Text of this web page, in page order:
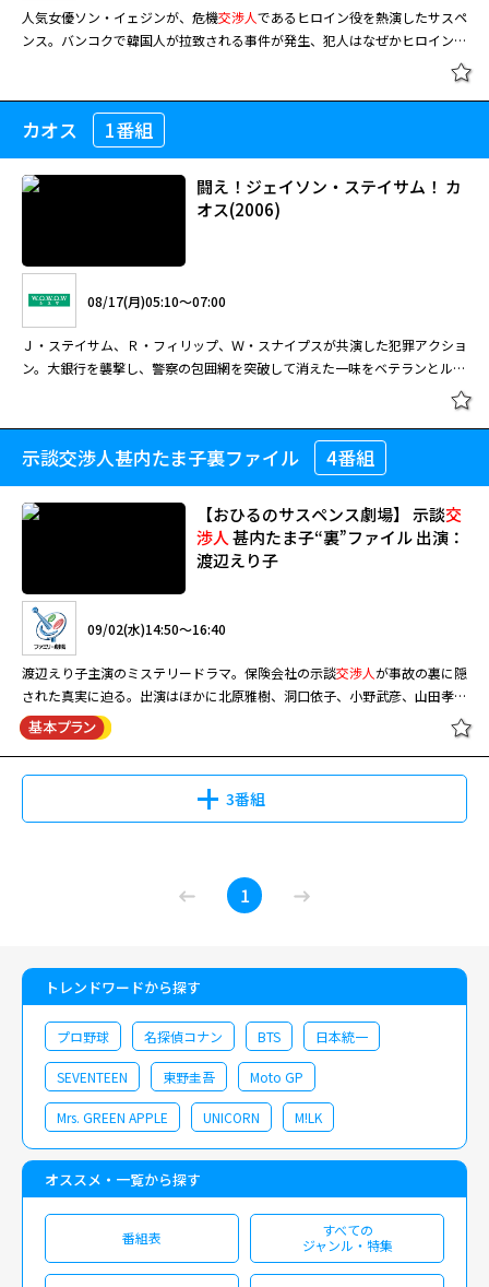
人気女優ソン・イェジンが、危機交渉人であるヒロイン役を熱演したサスペ
ンス。バンコクで韓国人が拉致される事件が発生、犯人はなぜかヒロインを
カオス 1番組
闘え！ジェイソン・ステイサム！ カ
オス(2006)
08/17(月)05:10～07:00
Ｊ・ステイサム、Ｒ・フィリップ、Ｗ・スナイプスが共演した犯罪アクショ
ン。大銀行を襲撃し、警察の包囲網を突破して消えた一味をベテランとルー
ちの星条旗」のフィリップ、「ブレイド」シリーズのスナイプスと、人気ス
ター３人が豪華競演を果たした刑事アクション。スナイプス演じる狡猾な犯
人に、ステイサムの一匹狼刑事とフィリップの新米刑事が立ち向かう。“カ
オス理論”に隠された犯人の目的は。２人は捜査の裏をかく犯人を追いつめ
ることができるのか。息詰まる駆け引きと捜査の中、信頼を築く刑事コンビ
のストーリーはやがて衝撃的なクライマックスへ。監督・脚本は「Ｕボー
ト 最後の決断」のＴ・ジグリオ。 シアトル。強盗一味が銀行を襲い、人
質を取って立てこもる。一味のリーダー、ローレンツは警察側の
てコナーズ刑事を指名。コナーズは民間人誤射事件で謹慎させられており、
監視役代わりの新米刑事デッカーとコンビを組まされて現場に復帰。コナー
ズはローレンツと交渉しながらＳＷＡＴを突入させるタイミングを計るがＳ
ＷＡＴが突入した瞬間、犯人たちはビルを爆破して逃亡。だがなぜか一味は
何も盗んだ様子がなく……。
示談交渉人甚内たま子裏ファイル 4番組
【おひるのサスペンス劇場】 示談交
渉人 甚内たま子“裏”ファイル 出演：
渡辺えり子
09/02(水)14:50～16:40
渡辺えり子主演のミステリードラマ。保険会社の示談交渉人が事故の裏に隠
された真実に迫る。出演はほかに北原雅樹、洞口依子、小野武彦、山田孝
り子 現・渡辺えり）は困った人を放っておけない根っからの人情派。ある
回し、工事現場のガードマンを跳ね飛ばすという事故が起こる。たま子は後
輩の九条道彦（北原雅樹）と急いで現場に駆けつけるが、どうしても状況に
3番組
1
トレンドワードから探す
プロ野球 名探偵コナン BTS 日本統一
SEVENTEEN 東野圭吾 Moto GP
Mrs. GREEN APPLE UNICORN M!LK
オススメ・一覧から探す
番組表
すべての
ジャンル・特集